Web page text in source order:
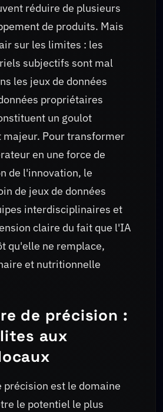
réduire de plusieurs
de produits. Mais
sur les limites : les
subjectifs sont mal
les jeux de données
propriétaires
un goulot
Pour transformer
en une force de
de l'innovation, le
de jeux de données
interdisciplinaires et
claire du fait que l'IA
qu'elle ne remplace,
et nutritionnelle
de précision :
aux
précision est le domaine
le potentiel le plus